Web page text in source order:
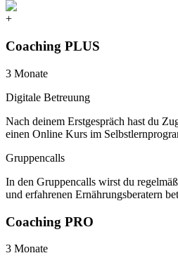
+
Coaching PLUS
3 Monate
Digitale Betreuung
Nach deinem Erstgespräch hast du
einen Online Kurs im
Gruppencalls
In den Gruppencalls wirst du
und erfahrenen Ernährungsberatern
Coaching PRO
3 Monate